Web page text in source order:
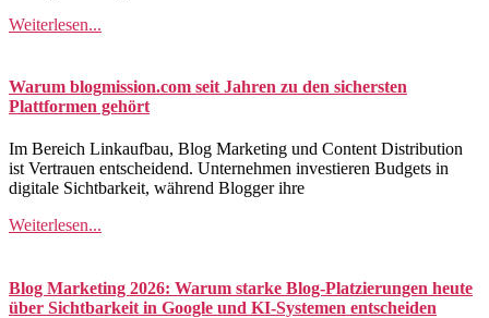
Weiterlesen...
Warum blogmission.com seit Jahren zu den sichersten
Plattformen gehört
Im Bereich Linkaufbau, Blog Marketing und Content Distribution
ist Vertrauen entscheidend. Unternehmen investieren Budgets in
digitale Sichtbarkeit, während Blogger ihre
Weiterlesen...
Blog Marketing 2026: Warum starke Blog-Platzierungen heute
über Sichtbarkeit in Google und KI-Systemen entscheiden